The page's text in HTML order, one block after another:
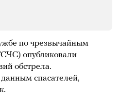
по чрезвычайным
опубликовали
обстрела.
спасателей,